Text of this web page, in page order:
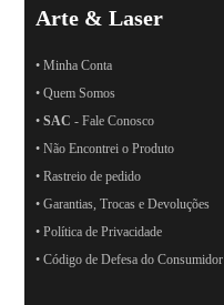
Arte & Laser
• Minha Conta
• Quem Somos
•SAC - Fale Conosco
• Não Encontrei o Produto
• Rastreio de pedido
• Garantias, Trocas e Devoluções
• Política de Privacidade
• Código de Defesa do Consumidor